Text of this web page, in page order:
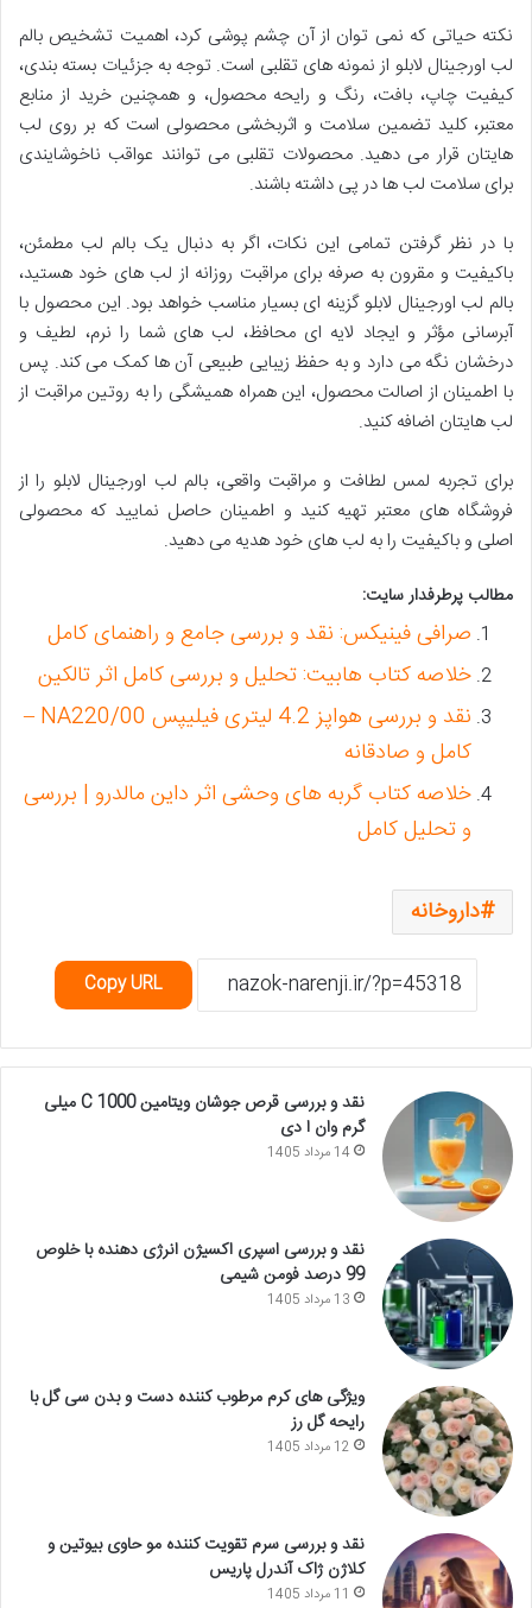
نکته حیاتی که نمی توان از آن چشم پوشی کرد، اهمیت تشخیص بالم
لب اورجینال لابلو از نمونه های تقلبی است. توجه به جزئیات بسته بندی،
کیفیت چاپ، بافت، رنگ و رایحه محصول، و همچنین خرید از منابع
معتبر، کلید تضمین سلامت و اثربخشی محصولی است که بر روی لب
هایتان قرار می دهید. محصولات تقلبی می توانند عواقب ناخوشایندی
برای سلامت لب ها در پی داشته باشند.
با در نظر گرفتن تمامی این نکات، اگر به دنبال یک بالم لب مطمئن،
باکیفیت و مقرون به صرفه برای مراقبت روزانه از لب های خود هستید،
بالم لب اورجینال لابلو گزینه ای بسیار مناسب خواهد بود. این محصول با
آبرسانی مؤثر و ایجاد لایه ای محافظ، لب های شما را نرم، لطیف و
درخشان نگه می دارد و به حفظ زیبایی طبیعی آن ها کمک می کند. پس
با اطمینان از اصالت محصول، این همراه همیشگی را به روتین مراقبت از
لب هایتان اضافه کنید.
برای تجربه لمس لطافت و مراقبت واقعی، بالم لب اورجینال لابلو را از
فروشگاه های معتبر تهیه کنید و اطمینان حاصل نمایید که محصولی
اصلی و باکیفیت را به لب های خود هدیه می دهید.
مطالب پرطرفدار سایت:
صرافی فینیکس: نقد و بررسی جامع و راهنمای کامل
خلاصه کتاب هابیت: تحلیل و بررسی کامل اثر تالکین
نقد و بررسی هواپز 4.2 لیتری فیلیپس NA220/00 –
کامل و صادقانه
خلاصه کتاب گربه های وحشی اثر داین مالدرو | بررسی
و تحلیل کامل
داروخانه
Copy URL
نقد و بررسی قرص جوشان ویتامین C 1000 میلی
گرم وان ا دی
14 مرداد 1405
نقد و بررسی اسپری اکسیژن انرژی دهنده با خلوص
99 درصد فومن شیمی
13 مرداد 1405
ویژگی های کرم مرطوب کننده دست و بدن سی گل با
رایحه گل رز
12 مرداد 1405
نقد و بررسی سرم تقویت کننده مو حاوی بیوتین و
کلاژن ژاک آندرل پاریس
11 مرداد 1405